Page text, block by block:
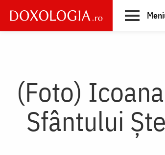
main
(Foto)
Sfântului